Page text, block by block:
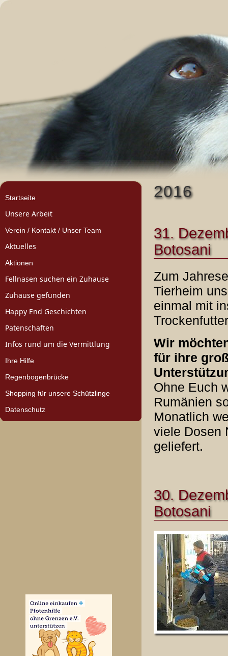
Startseite
Unsere Arbeit
Verein / Kontakt / Unser Team
Aktuelles
Aktionen
Fellnasen suchen ein Zuhause
Zuhause gefunden
Happy End Geschichten
Patenschaften
Infos rund um die Vermittlung
Ihre Hilfe
Regenbogenbrücke
Shopping für unsere Schützlinge
Datenschutz
2016
31.
Botosani
Zum
Tierheim
einmal mit
Wir
für ihre
Ohne Euch
Rumänien
Monatlich
viele Dosen
geliefert.
30.
Botosani